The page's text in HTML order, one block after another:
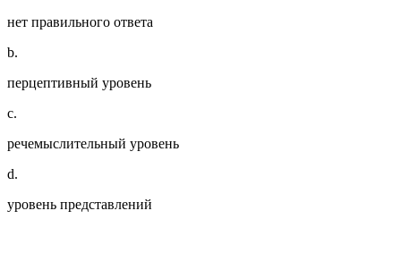
нет правильного ответа
b.
перцептивный уровень
c.
речемыслительный уровень
d.
уровень представлений